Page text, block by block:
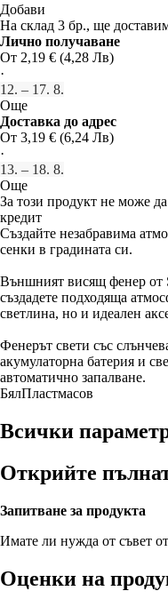
Добави
На склад 3 бр., ще
Лично получаване
От 2,19 € (4,28 Лв)
·
12. – 17. 8.
Още
Доставка до адрес
От 3,19 € (6,24 Лв)
·
13. – 18. 8.
Още
За този продукт не може
кредит
Създайте незабравима
сенки в градината си.
Външният висящ фенер от
създадете подходяща
светлина, но и идеален
Фенерът свети със
акумулаторна батерия и
автоматично запалване.
БялПластмасов
Всички
Открийте
Запитване за продукта
Имате ли нужда от съвет
Оценки на